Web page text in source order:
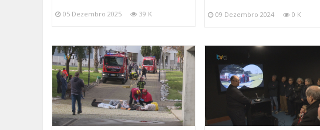
05 Dezembro 2025 39 K 09 Dezembro 2024 0 K